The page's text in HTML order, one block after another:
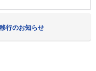
行のお知らせ